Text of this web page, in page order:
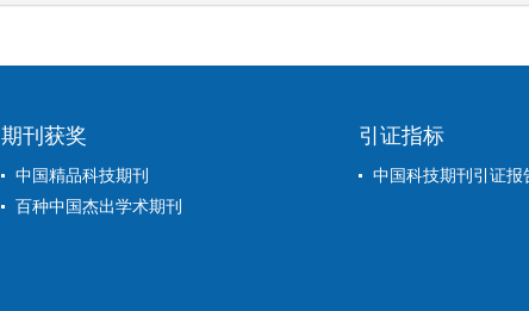
期刊获奖
中国精品科技期刊
百种中国杰出学术期刊
引证指标
中国科技期刊引证报